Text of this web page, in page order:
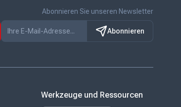
Abonnieren Sie unseren Newsletter
Abonnieren
Werkzeuge und Ressourcen